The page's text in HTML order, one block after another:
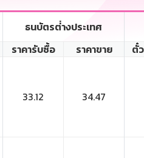
ธนบัตรต่่างประเทศ
ราคารับซื้อ
ราคาขาย ตั๋
33.12 34.47